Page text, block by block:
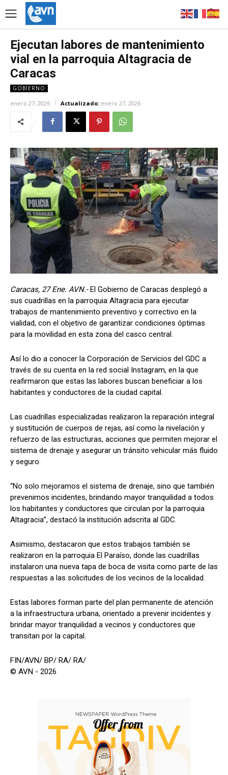
Ejecutan labores de mantenimiento
vial en la parroquia Altagracia de
Caracas
GOBIERNO
enero 27, 2026 Actualizado: enero 27, 2026
Caracas, 27 Ene. AVN.-El Gobierno de Caracas desplegó a
sus cuadrillas en la parroquia Altagracia para ejecutar
trabajos de mantenimiento preventivo y correctivo en la
vialidad, con el objetivo de garantizar condiciones óptimas
para la movilidad en esta zona del casco central.
Así lo dio a conocer la Corporación de Servicios del GDC a
través de su cuenta en la red social Instagram, en la que
reafirmaron que estas las labores buscan beneficiar a los
habitantes y conductores de la ciudad capital.
Las cuadrillas especializadas realizaron la reparación integral
y sustitución de cuerpos de rejas, así como la nivelación y
refuerzo de las estructuras, acciones que permiten mejorar el
sistema de drenaje y asegurar un tránsito vehicular más fluido
y seguro.
“No solo mejoramos el sistema de drenaje, sino que también
prevenimos incidentes, brindando mayor tranquilidad a todos
los habitantes y conductores que circulan por la parroquia
Altagracia”, destacó la institución adscrita al GDC.
Asimismo, destacaron que estos trabajos también se
realizaron en la parroquia El Paraíso, donde las cuadrillas
instalaron una nueva tapa de boca de visita como parte de las
respuestas a las solicitudes de los vecinos de la localidad.
Estas labores forman parte del plan permanente de atención
a la infraestructura urbana, orientado a prevenir incidentes y
brindar mayor tranquilidad a vecinos y conductores que
transitan por la capital.
FIN/AVN/ BP/ RA/ RA/
© AVN - 2026